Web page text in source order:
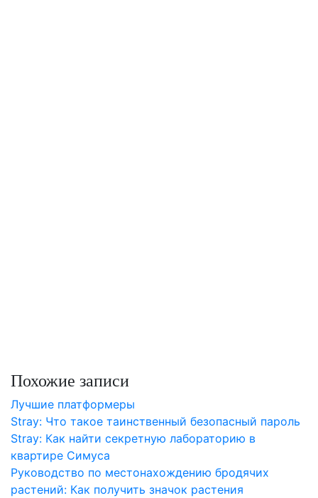
Похожие записи
Лучшие платформеры
Stray: Что такое таинственный безопасный пароль
Stray: Как найти секретную лабораторию в
квартире Симуса
Руководство по местонахождению бродячих
растений: Как получить значок растения